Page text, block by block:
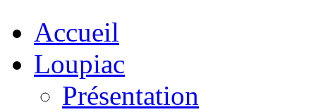
Accueil
Loupiac
Présentation